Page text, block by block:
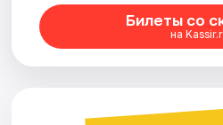
Билеты со
на